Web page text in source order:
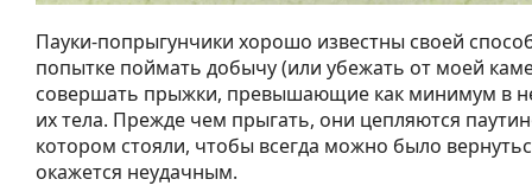
Пауки-попрыгунчики хорошо известны своей
попытке поймать добычу (или убежать от моей
совершать прыжки, превышающие как минимум в
их тела. Прежде чем прыгать, они цепляются
котором стояли, чтобы всегда можно было
окажется неудачным.